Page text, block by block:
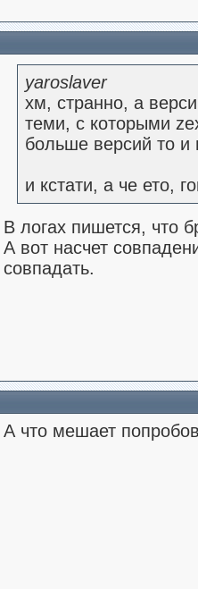
yaroslaver
хм, странно, а
теми, с которыми
больше версий то и
и кстати, а че ето,
В логах пишется, что
А вот насчет
совпадать.
А что мешает